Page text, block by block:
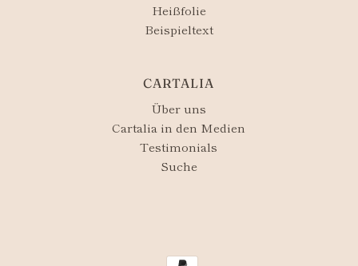
Heißfolie
Beispieltext
CARTALIA
Über uns
Cartalia in den Medien
Testimonials
Suche